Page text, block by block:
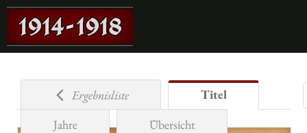
Ergebnisliste
Titel
Jahre
Übersicht